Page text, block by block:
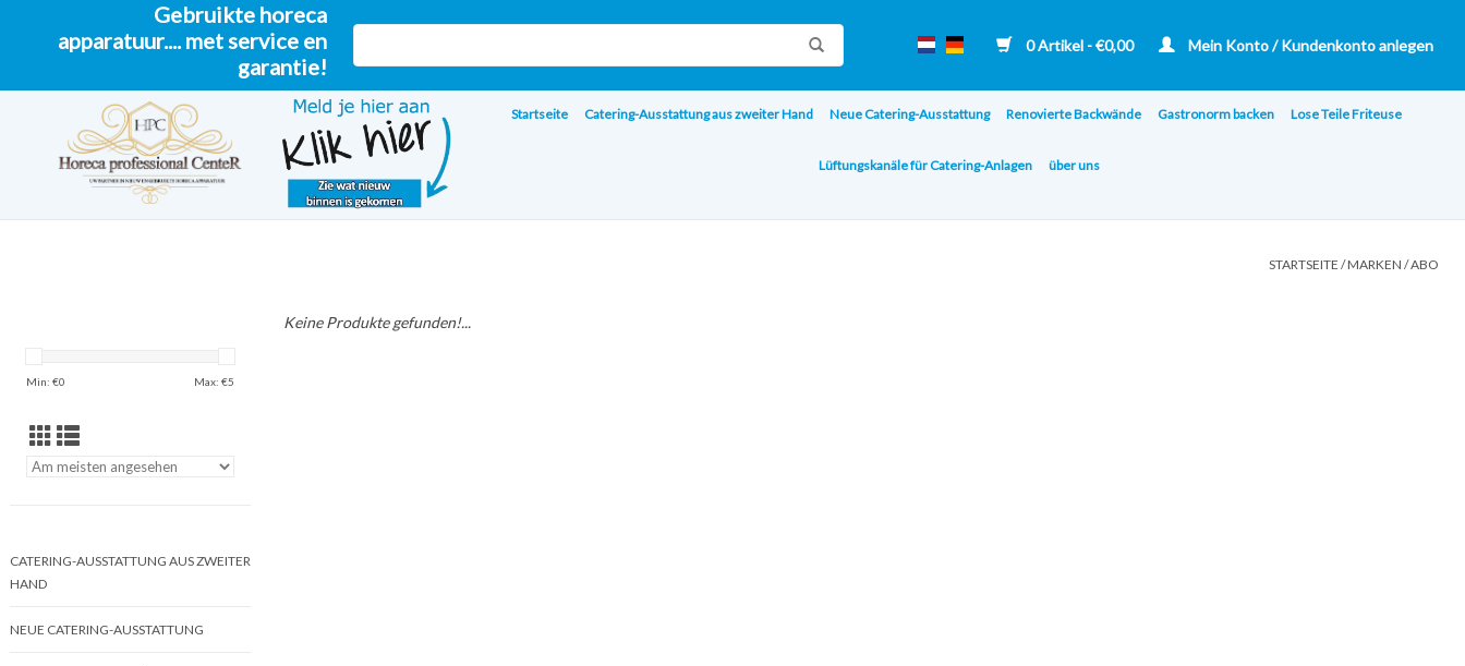
Gebruikte horeca
apparatuur.... met service en
garantie!
0 Artikel - €0,00 Mein Konto / Kundenkonto anlegen
Startseite Catering-Ausstattung aus zweiter Hand Neue Catering-Ausstattung Renovierte Backwände Gastronorm backen Lose Teile Friteuse
Lüftungskanäle für Catering-Anlagen über uns
STARTSEITE /MARKEN /ABO
Min: €0 Max: €5
CATERING-AUSSTATTUNG AUS ZWEITER
HAND
NEUE CATERING-AUSSTATTUNG
Keine Produkte gefunden!...